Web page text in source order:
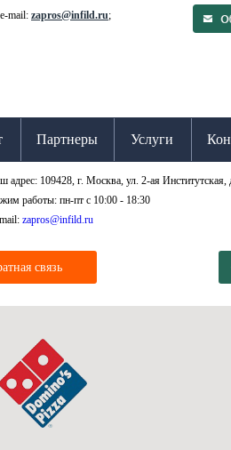
mail: zapros@infild.ru;
Партнеры Услуги
адрес: 109428, г. Москва, ул. 2-ая Институтская,
работы: пн-пт с 10:00 - 18:30
zapros@infild.ru
связь